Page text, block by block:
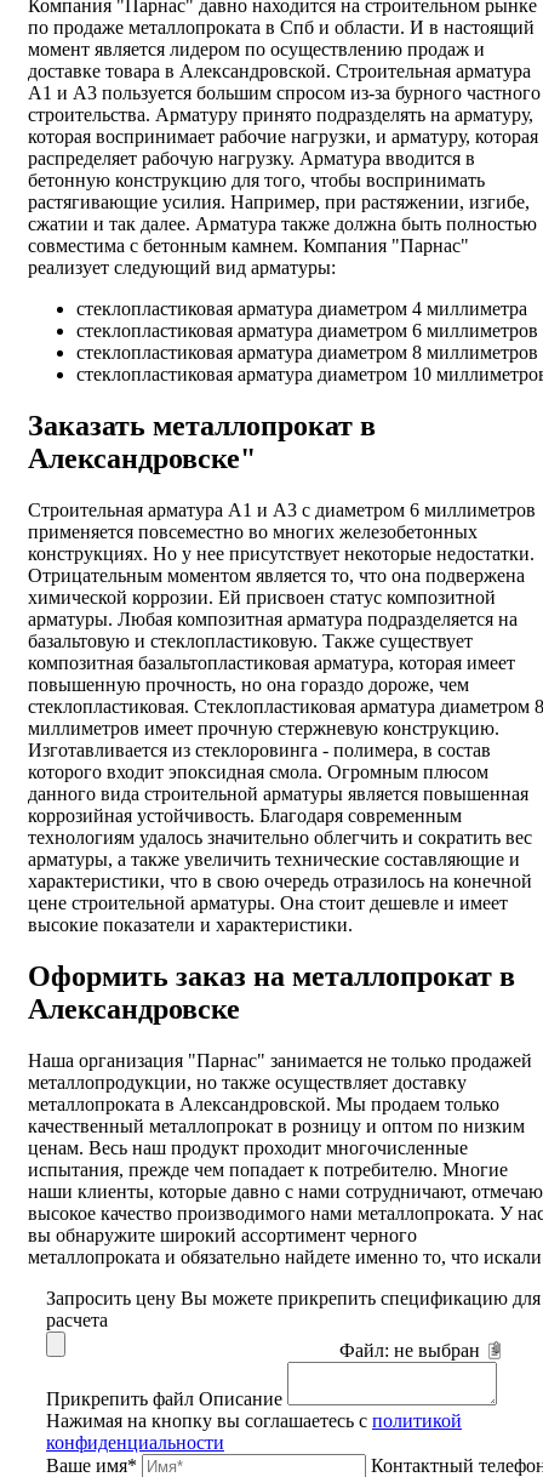
Компания "Парнас" давно находится на строительном рынке
по продаже металлопроката в Спб и области. И в настоящий
момент является лидером по осуществлению продаж и
доставке товара в Александровской. Строительная арматура
А1 и А3 пользуется большим спросом из-за бурного частного
строительства. Арматуру принято подразделять на арматуру,
которая воспринимает рабочие нагрузки, и арматуру, которая
распределяет рабочую нагрузку. Арматура вводится в
бетонную конструкцию для того, чтобы воспринимать
растягивающие усилия. Например, при растяжении, изгибе,
сжатии и так далее. Арматура также должна быть полностью
совместима с бетонным камнем. Компания "Парнас"
реализует следующий вид арматуры:
стеклопластиковая арматура диаметром 4 миллиметра
стеклопластиковая арматура диаметром 6 миллиметров
стеклопластиковая арматура диаметром 8 миллиметров
стеклопластиковая арматура диаметром 10
Заказать металлопрокат в
Александровске"
Строительная арматура А1 и А3 с диаметром 6 миллиметров
применяется повсеместно во многих железобетонных
конструкциях. Но у нее присутствует некоторые недостатки.
Отрицательным моментом является то, что она подвержена
химической коррозии. Ей присвоен статус композитной
арматуры. Любая композитная арматура подразделяется на
базальтовую и стеклопластиковую. Также существует
композитная базальтопластиковая арматура, которая имеет
повышенную прочность, но она гораздо дороже, чем
стеклопластиковая. Стеклопластиковая арматура диаметром 8
миллиметров имеет прочную стержневую конструкцию.
Изготавливается из стеклоровинга - полимера, в состав
которого входит эпоксидная смола. Огромным плюсом
данного вида строительной арматуры является повышенная
коррозийная устойчивость. Благодаря современным
технологиям удалось значительно облегчить и сократить вес
арматуры, а также увеличить технические составляющие и
характеристики, что в свою очередь отразилось на конечной
цене строительной арматуры. Она стоит дешевле и имеет
высокие показатели и характеристики.
Оформить заказ на металлопрокат в
Александровске
Наша организация "Парнас" занимается не только продажей
металлопродукции, но также осуществляет доставку
металлопроката в Александровской. Мы продаем только
качественный металлопрокат в розницу и оптом по низким
ценам. Весь наш продукт проходит многочисленные
испытания, прежде чем попадает к потребителю. Многие
наши клиенты, которые давно с нами сотрудничают,
высокое качество производимого нами металлопроката. У
вы обнаружите широкий ассортимент черного
металлопроката и обязательно найдете именно то, что
Запросить цену Вы можете прикрепить спецификацию для
расчета
Файл: не выбран
Прикрепить файл Описание
Нажимая на кнопку вы соглашаетесь с политикой
конфиденциальности
Ваше имя*
Контактный